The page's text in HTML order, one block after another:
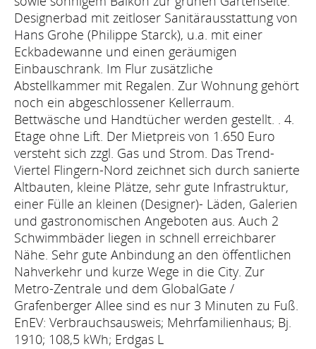
Designerbad mit zeitloser Sanitärausstattung von
Hans Grohe (Philippe Starck), u.a. mit einer
Eckbadewanne und einen geräumigen
Einbauschrank. Im Flur zusätzliche
Abstellkammer mit Regalen. Zur Wohnung gehört
noch ein abgeschlossener Kellerraum.
Bettwäsche und Handtücher werden gestellt. . 4.
Etage ohne Lift. Der Mietpreis von 1.650 Euro
versteht sich zzgl. Gas und Strom. Das Trend-
Viertel Flingern-Nord zeichnet sich durch sanierte
Altbauten, kleine Plätze, sehr gute Infrastruktur,
einer Fülle an kleinen (Designer)- Läden, Galerien
und gastronomischen Angeboten aus. Auch 2
Schwimmbäder liegen in schnell erreichbarer
Nähe. Sehr gute Anbindung an den öffentlichen
Nahverkehr und kurze Wege in die City. Zur
Metro-Zentrale und dem GlobalGate /
Grafenberger Allee sind es nur 3 Minuten zu Fuß.
EnEV: Verbrauchsausweis; Mehrfamilienhaus; Bj.
1910; 108,5 kWh; Erdgas L